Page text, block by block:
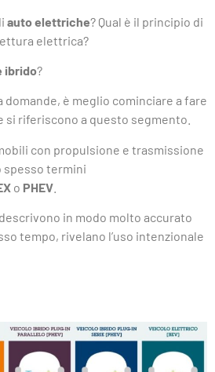
auto elettriche? Qual è il principio di
elettrica?
ibrido?
domande, è meglio cominciare a fare
si riferiscono a questo segmento.
con propulsione e trasmissione
spesso termini
o PHEV
in modo molto accurato
tempo, rivelano l’uso intenzionale